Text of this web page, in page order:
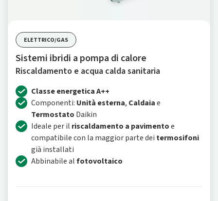
ELETTRICO/GAS
Sistemi ibridi a pompa di calore
Riscaldamento e acqua calda sanitaria
Classe energetica A++
Componenti: Unità esterna, Caldaiae
Termostato Daikin
Ideale per il riscaldamento a pavimentoe
compatibile con la maggior parte dei termosifoni
già installati
Abbinabile alfotovoltaico